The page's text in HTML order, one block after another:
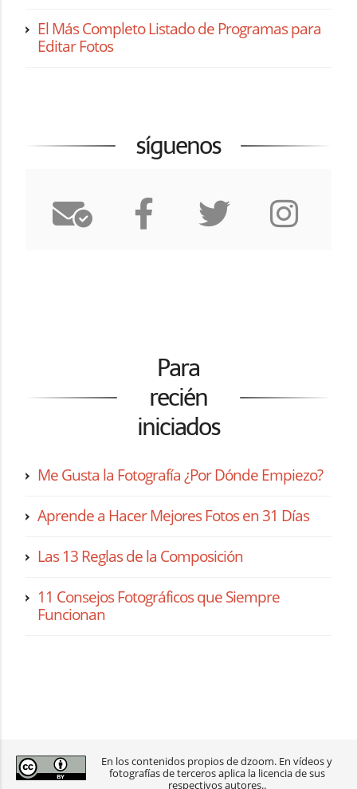
El Más Completo Listado de Programas para
Editar Fotos
síguenos
Para
recién
iniciados
Me Gusta la Fotografía ¿Por Dónde Empiezo?
Aprende a Hacer Mejores Fotos en 31 Días
Las 13 Reglas de la Composición
11 Consejos Fotográficos que Siempre
Funcionan
En los contenidos propios de dzoom. En vídeos y
fotografías de terceros aplica la licencia de sus
respectivos autores..